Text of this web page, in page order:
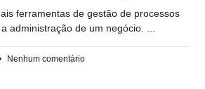
ferramentas de gestão de processos
administração de um negócio.
Nenhum comentário